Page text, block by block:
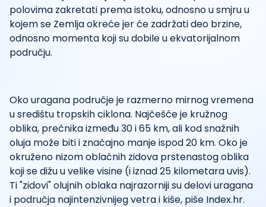
polovima zakretati prema istoku, odnosno u smjru u
kojem se Zemlja okreće jer će zadržati deo brzine,
odnosno momenta koji su dobile u ekvatorijalnom
području.
Oko uragana područje je razmerno mirnog vremena
u središtu tropskih ciklona. Najčešće je kružnog
oblika, prečnika između 30 i 65 km, ali kod snažnih
oluja može biti i značajno manje ispod 20 km. Oko je
okruženo nizom oblačnih zidova prstenastog oblika
koji se dižu u velike visine (i iznad 25 kilometara uvis).
Ti "zidovi" olujnih oblaka najrazorniji su delovi uragana
i područja najintenzivnijeg vetra i kiše, piše Index.hr.